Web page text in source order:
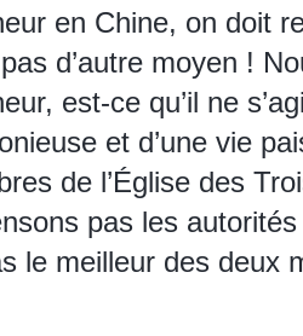
en Chine, on doit
pas d’autre moyen !
est-ce qu’il ne
et d’une vie
de l’Église des
pas les
le meilleur des deux